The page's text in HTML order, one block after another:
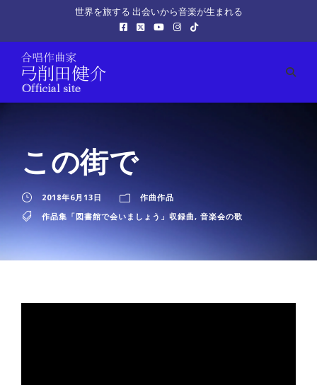
世界を旅する 出会いから音楽が生まれる
この街で
2018年6月13日
作曲作品
作品集「図書館で会いましょう」収録曲, 音楽会の歌